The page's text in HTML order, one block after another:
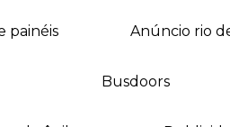
painéis anúncio rio
busdoors